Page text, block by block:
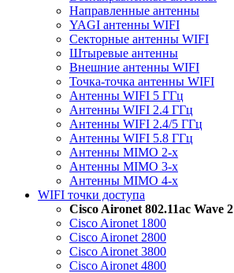
Направленные антенны
YAGI антенны WIFI
Секторные антенны WIFI
Штыревые антенны
Внешние антенны WIFI
Точка-точка антенны WIFI
Антенны WIFI 5 ГГц
Антенны WIFI 2.4 ГГц
Антенны WIFI 2.4/5 ГГц
Антенны WIFI 5.8 ГГц
Антенны MIMO 2-x
Антенны MIMO 3-x
Антенны MIMO 4-x
WIFI точки доступа
Cisco Aironet 802.11ac Wave 2
Cisco Aironet 1800
Cisco Aironet 2800
Cisco Aironet 3800
Cisco Aironet 4800